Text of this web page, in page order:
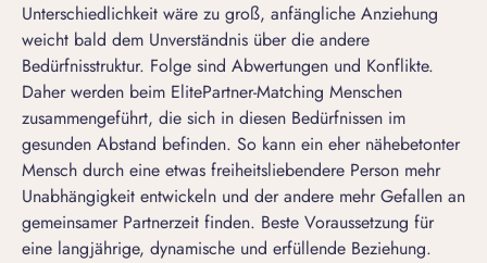
Unterschiedlichkeit wäre zu groß, anfängliche Anziehung
weicht bald dem Unverständnis über die andere
Bedürfnisstruktur. Folge sind Abwertungen und Konflikte.
Daher werden beim ElitePartner-Matching Menschen
zusammengeführt, die sich in diesen Bedürfnissen im
gesunden Abstand befinden. So kann ein eher nähebetonter
Mensch durch eine etwas freiheitsliebendere Person mehr
Unabhängigkeit entwickeln und der andere mehr Gefallen an
gemeinsamer Partnerzeit finden. Beste Voraussetzung für
eine langjährige, dynamische und erfüllende Beziehung.